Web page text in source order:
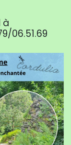
à
06.51.69